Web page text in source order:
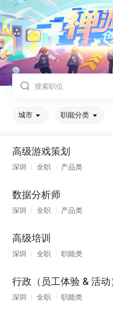
城市 职能分类
高级游戏策划
深圳 全职 产品类
数据分析师
深圳 全职 产品类
高级培训
深圳 全职 职能类
行政（员工体验 & 活动
深圳 全职 职能类